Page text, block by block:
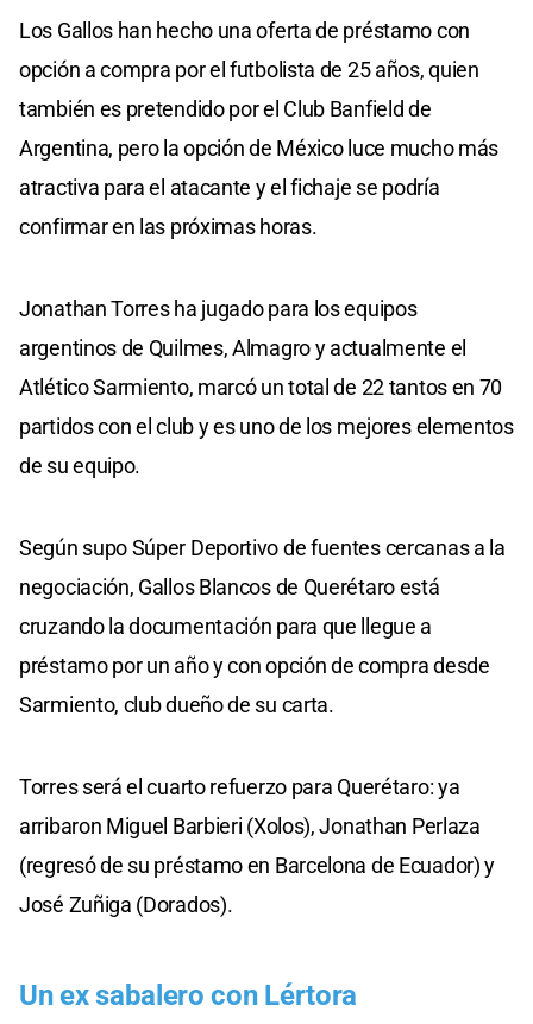
Los Gallos han hecho una oferta de préstamo con
opción a compra por el futbolista de 25 años, quien
también es pretendido por el Club Banfield de
Argentina, pero la opción de México luce mucho más
atractiva para el atacante y el fichaje se podría
confirmar en las próximas horas.
Jonathan Torres ha jugado para los equipos
argentinos de Quilmes, Almagro y actualmente el
Atlético Sarmiento, marcó un total de 22 tantos en 70
partidos con el club y es uno de los mejores elementos
de su equipo.
Según supo Súper Deportivo de fuentes cercanas a la
negociación, Gallos Blancos de Querétaro está
cruzando la documentación para que llegue a
préstamo por un año y con opción de compra desde
Sarmiento, club dueño de su carta.
Torres será el cuarto refuerzo para Querétaro: ya
arribaron Miguel Barbieri (Xolos), Jonathan Perlaza
(regresó de su préstamo en Barcelona de Ecuador) y
José Zuñiga (Dorados).
Un ex sabalero con Lértora